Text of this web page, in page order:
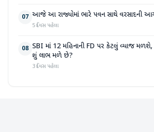
07 આજે આ રાજ્યોમાં ભારે પવન સાથે વરસાદની
5 દિવસ પહેલા
08 SBI માં 12 મહિનાની FD પર કેટલું વ્યાજ મળશે,
શું લાભ મળે છે?
3 દિવસ પહેલા